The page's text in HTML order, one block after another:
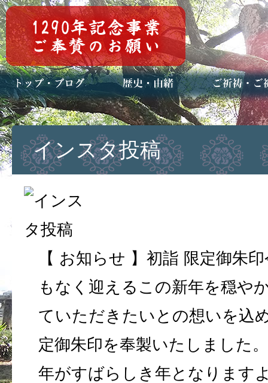
トップページ
ブログ(日々八百万)
お知らせ一覧 歴史・ご祭神
年中行事
メディア掲載 ご祈祷・ご祈
安産祈願
初宮参り
七五三詣
長寿のお祝い
神前結婚式
厄祓い・方位
車のお祓い
地鎮祭
神葬祭（神式
インスタ投稿
【 お知らせ 】初詣 限定御朱
もなく迎えるこの新年を穏や
ていただきたいとの想いを込
定御朱印を奉製いたしました
年がすばらしき年となります